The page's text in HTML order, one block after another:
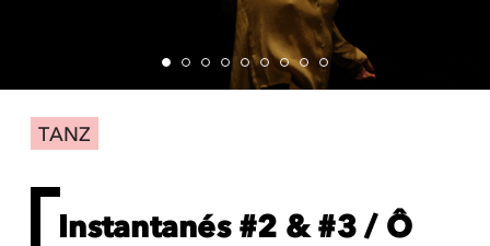
TANZ
Instantanés #2 & #3 / Ô